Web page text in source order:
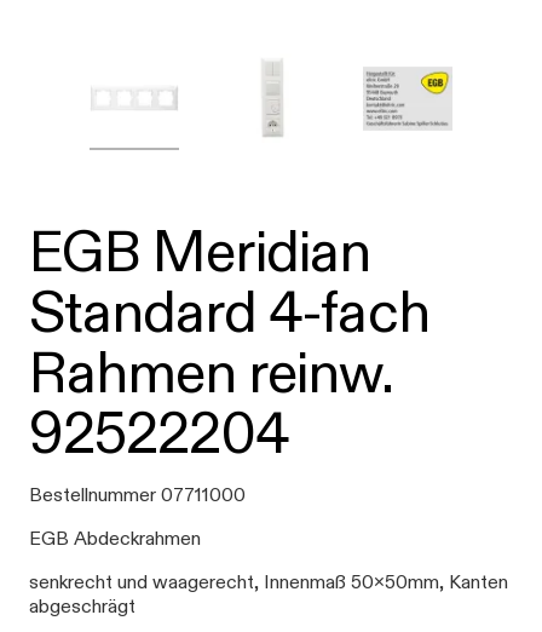
EGB Meridian
Standard 4-fach
Rahmen reinw.
92522204
Bestellnummer 07711000
EGB Abdeckrahmen
senkrecht und waagerecht, Innenmaß 50x50mm, Kanten
abgeschrägt